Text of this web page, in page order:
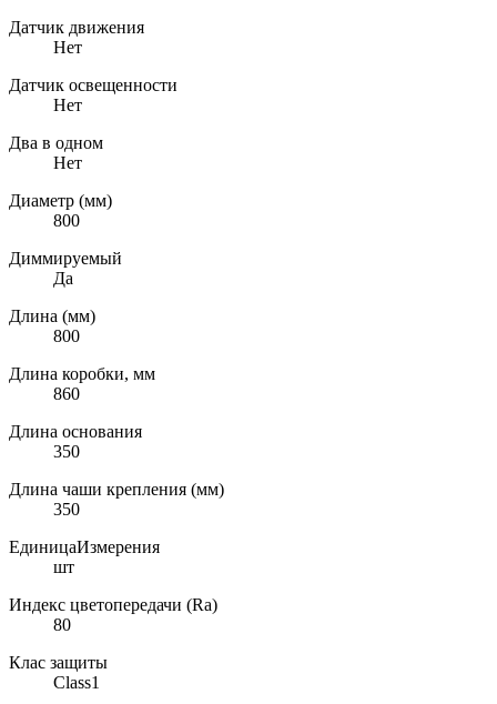
Датчик движения
Нет
Датчик освещенности
Нет
Два в одном
Нет
Диаметр (мм)
800
Диммируемый
Да
Длина (мм)
800
Длина коробки, мм
860
Длина основания
350
Длина чаши крепления (мм)
350
ЕдиницаИзмерения
шт
Индекс цветопередачи (Ra)
80
Клас защиты
Class1